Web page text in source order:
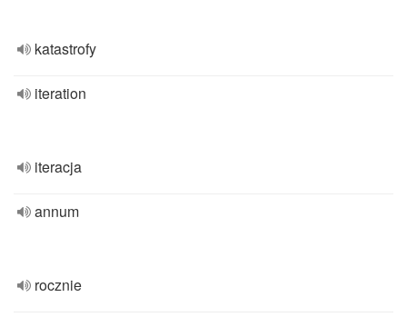
katastrofy
iteration
iteracja
annum
rocznie